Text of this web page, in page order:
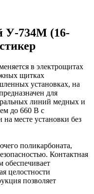
У-734М (16-
в электрощитах
щитках
установках, на
для
линий медных и
до 660 В с
месте установки без
поликарбоната,
Контактная
обеспечивает
целостности
позволяет